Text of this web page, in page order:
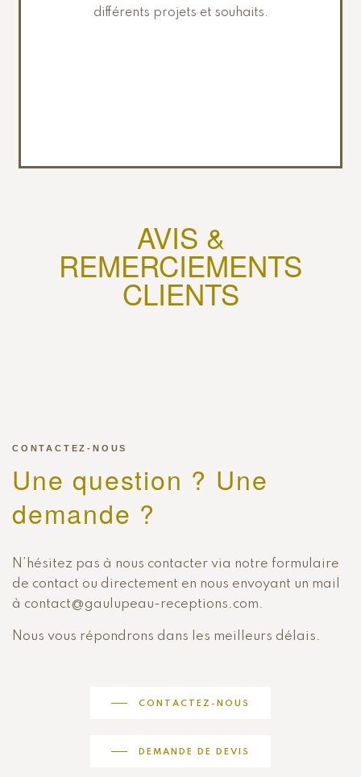
différents projets et souhaits.
AVIS &
REMERCIEMENTS
CLIENTS
CONTACTEZ-NOUS
Une question ? Une
demande ?
N’hésitez pas à nous contacter via notre formulaire
de contact ou directement en nous envoyant un mail
à contact@gaulupeau-receptions.com.
Nous vous répondrons dans les meilleurs délais.
CONTACTEZ-NOUS
DEMANDE DE DEVIS